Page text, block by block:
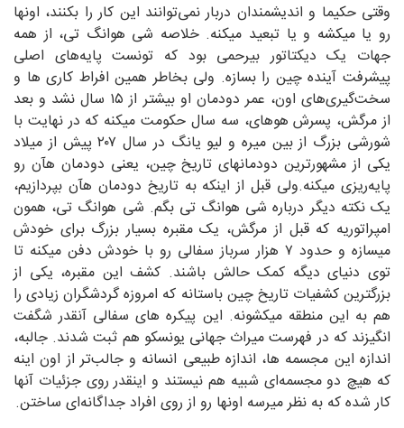
وقتی حکیما و اندیشمندان دربار نمی‌توانند این کار را بکنند، اونها
رو یا میکشه و یا تبعید میکنه. خلاصه شی هوانگ تی، از همه
جهات یک دیکتاتور بیرحمی بود که تونست پایه‌های اصلی
پیشرفت آینده چین را بسازه. ولی بخاطر همین افراط کاری ها و
سخت‌گیری‌های اون، عمر دودمان او بیشتر از ۱۵ سال نشد و بعد
از مرگش، پسرش هوهای، سه سال حکومت میکنه که در نهایت با
شورشی بزرگ از بین میره و لیو یانگ در سال ۲۰۷ پیش از میلاد
یکی از مشهورترین دودمانهای تاریخ چین، یعنی دودمان هآن رو
پایه‌ریزی میکنه.ولی قبل از اینکه به تاریخ دودمان هآن بپردازیم،
یک نکته دیگر درباره شی هوانگ تی بگم. شی هوانگ تی، همون
امپراتوریه که قبل از مرگش، یک مقبره بسیار بزرگ برای خودش
میسازه و حدود ۷ هزار سرباز سفالی رو با خودش دفن میکنه تا
توی دنیای دیگه کمک حالش باشند. کشف این مقبره، یکی از
بزرگترین کشفیات تاریخ چین باستانه که امروزه گردشگران زیادی را
هم به این منطقه میکشونه. این پیکره های سفالی آنقدر شگفت
انگیزند که در فهرست میراث جهانی یونسکو هم ثبت شدند. جالبه،
اندازه این مجسمه ها، اندازه طبیعی انسانه و جالب‌تر از اون اینه
که هیچ دو مجسمه‌ای شبیه هم نیستند و اینقدر روی جزئیات آنها
کار شده که به نظر میرسه اونها رو از روی افراد جداگانه‌ای ساختن.